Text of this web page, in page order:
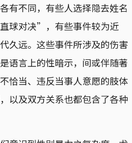
有不同，有些人选择隐去姓名
球对决”，有些事件较为近
久远。这些事件所涉及的伤害
语言上的性暗示，间或伴随著
恰当、违反当事人意愿的肢体
以及双方关系也都包含了各种